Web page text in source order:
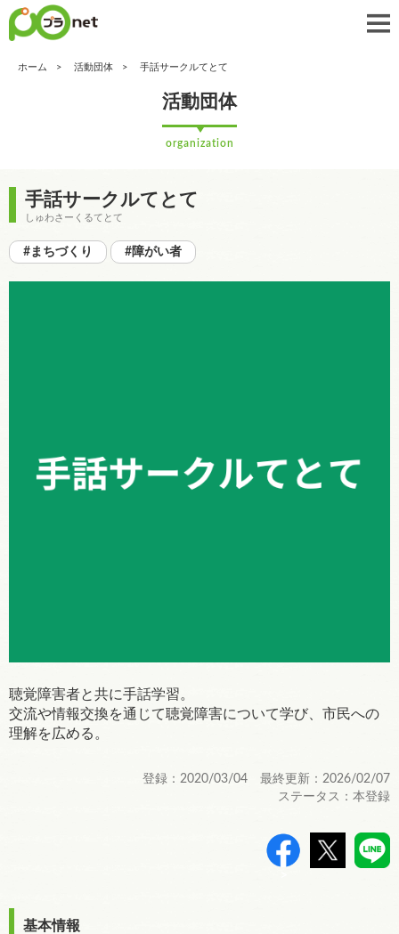
ホーム 活動団体 手話サークルてとて
活動団体
organization
手話サークルてとて
しゅわさーくるてとて
#まちづくり #障がい者
聴覚障害者と共に手話学習。
交流や情報交換を通じて聴覚障害について学び、市民への
理解を広める。
登録：2020/03/04 最終更新：2026/02/07
ステータス：本登録
基本情報